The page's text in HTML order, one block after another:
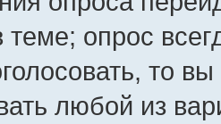
опрос
то
любой из